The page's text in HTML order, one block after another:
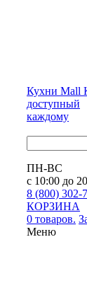
Кухни Mall
доступный
каждому
ПН-ВС
с 10:00 до
8 (800) 302-
КОРЗИНА
0 товаров.
Меню